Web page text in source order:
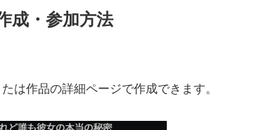
成・参加方法
は作品の詳細ページで作成できます。